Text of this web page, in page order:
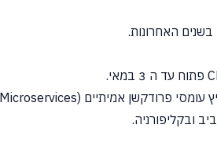
(Microservices
ובקליפורניה.